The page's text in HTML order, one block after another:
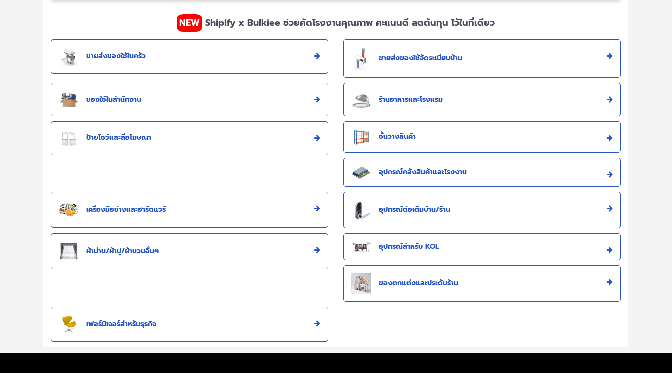
NEW Shipify x Bulkiee ช่วยคัดโรงงานคุณภาพ คะแนนดี ลดต้นทุน ไว้ในที่เดียว
ขายส่งของใช้ในครัว ขายส่งของใช้จัดระเบียบบ้าน
ของใช้ในสำนักงาน ร้านอาหารและโรงแรม
ป้ายโชว์และสื่อโฆษณา ชั้นวางสินค้า
อุปกรณ์คลังสินค้าและโรงงาน
เครื่องมือช่างและฮาร์ดแวร์ อุปกรณ์ต่อเติมบ้าน/ร้าน
ผ้าม่าน/ผ้าปู/ผ้านวมอื่นๆ อุปกรณ์สำหรับ KOL
ของตกแต่งและประดับร้าน
เฟอร์นิเจอร์สำหรับธุรกิจ